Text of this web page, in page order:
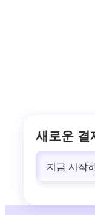
새로운 결
지금 시작